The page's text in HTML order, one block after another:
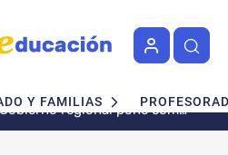
Y FAMILIAS
regional pone como
al IES ´Lorenzo Hervás y